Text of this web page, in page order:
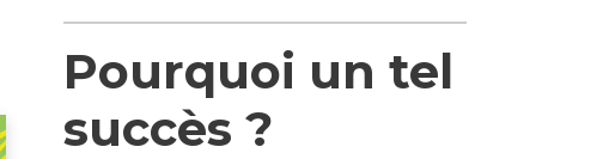
Pourquoi un tel
succès ?